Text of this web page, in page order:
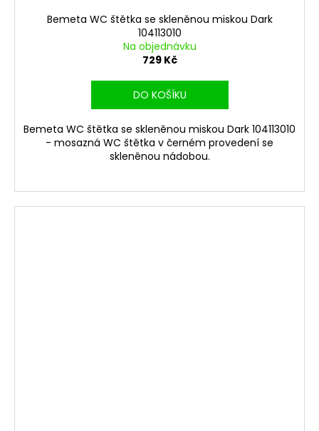
Bemeta WC štětka se skleněnou miskou Dark
104113010
Na objednávku
729 Kč
DO KOŠÍKU
Bemeta WC štětka se skleněnou miskou Dark 104113010
- mosazná WC štětka v černém provedení se
skleněnou nádobou.